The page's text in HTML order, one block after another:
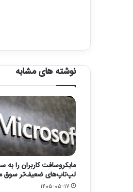
نوشته های مشابه
مایکروسافت کاربران را
لپ‌تاپ‌های ضعیف‌تر سوق
۱۴۰۵-۰۵-۱۷